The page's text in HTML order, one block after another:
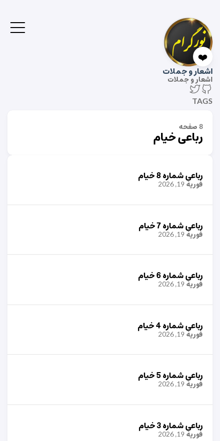
❤️
اشعار و جملات
اشعار و جملات
TAGS
8 صفحه
رباعی خیام
رباعی شماره 8 خیام
فوریهٔ 19, 2026
رباعی شماره 7 خیام
فوریهٔ 19, 2026
رباعی شماره 6 خیام
فوریهٔ 19, 2026
رباعی شماره 4 خیام
فوریهٔ 19, 2026
رباعی شماره 5 خیام
فوریهٔ 19, 2026
رباعی شماره 3 خیام
فوریهٔ 19, 2026